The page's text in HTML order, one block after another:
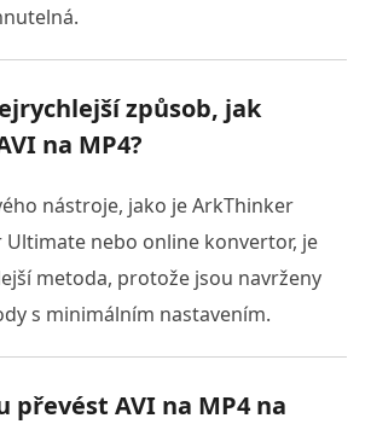
způsob, jak
na MP4?
nástroje, jako je ArkThinker
Ultimate nebo online konvertor, je
metoda, protože jsou navrženy
s minimálním nastavením.
převést AVI na MP4 na